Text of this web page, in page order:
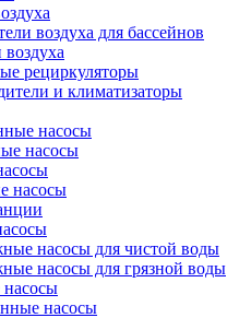
воздуха для бассейнов
рециркуляторы
и климатизаторы
насосы
насосы
насосы
насосы для чистой воды
насосы для грязной воды
насосы